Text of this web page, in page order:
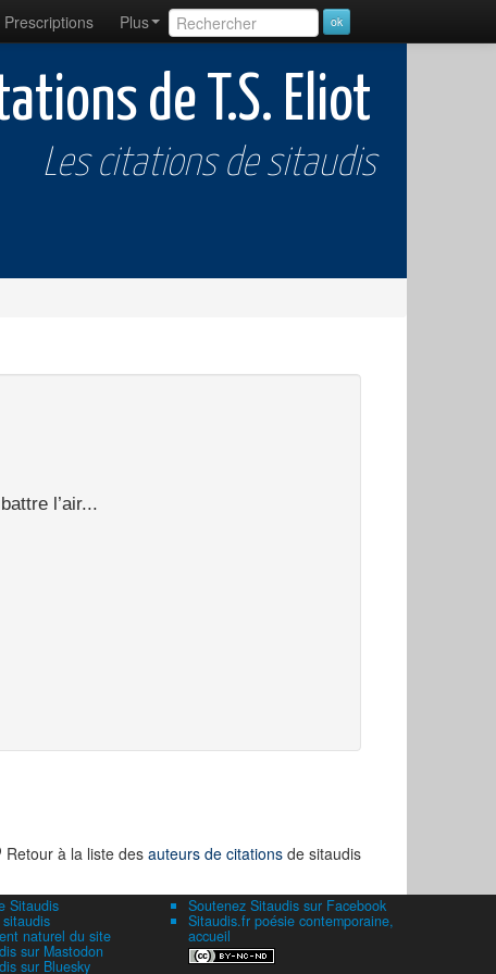
Prescriptions Plus
de T.S. Eliot
Les citations de sitaudis
l’air...
Retour à la liste des auteurs de citationsde sitaudis
Sitaudis
naturel du site
sur Mastodon
sur Bluesky
Soutenez Sitaudis sur Facebook
Sitaudis.fr poésie contemporaine,
accueil